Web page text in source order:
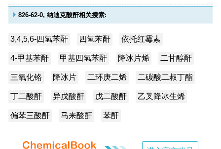
826-62-0, 纳迪克酸酐相关搜索:
3,4,5,6-四氢苯酐 四氢苯酐 依托红霉素
4-甲基苯酐 甲基四氢苯酐 降冰片烯 二甘醇酐
三氧化铬 降冰片 二环庚二烯 二碳酸二叔丁酯
丁二酸酐 异戊酸酐 戊二酸酐 乙叉降冰生烯
偏苯三酸酐 马来酸酐 苯酐